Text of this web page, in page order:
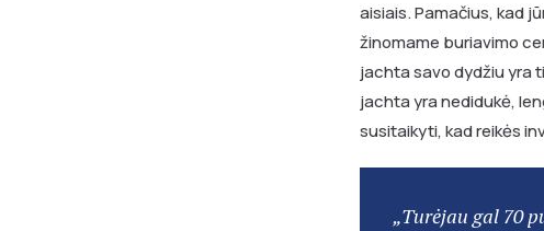
aisiais. Pamačius, kad
žinomame buriavimo
jachta savo dydžiu yra
jachta yra nedidukė,
susitaikyti, kad reikės
„Turėjau gal 70